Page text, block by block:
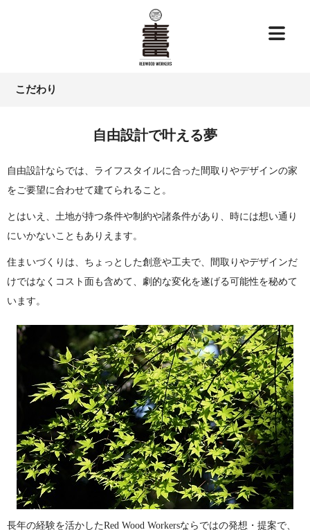
こだわり
自由設計で叶える夢
自由設計ならでは、ライフスタイルに合った間取りやデザインの家
をご要望に合わせて建てられること。
とはいえ、土地が持つ条件や制約や諸条件があり、時には想い通り
にいかないこともありえます。
住まいづくりは、ちょっとした創意や工夫で、
間取りやデザインだ
けではなくコスト面も含めて、劇的な変化を遂げる可能性を秘めて
います。
長年の経験を活かしたRed Wood Workersならではの発想・提案で、